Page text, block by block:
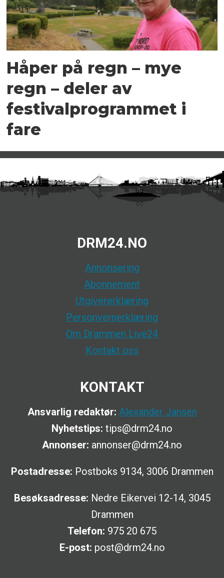
Håper på regn – mye
regn – deler av
festivalprogrammet i
fare
DRM24.NO
Annonsering
Abonnement
Utgivererklæring
Personvernerklæring
Om Drammen Live24
Kontakt oss
KONTAKT
Ansvarlig redaktør: Alexander Jansen
Nyhetstips: tips@drm24.no
Annonser: annonser@drm24.no
Postadresse: Postboks 9134, 3006 Drammen
Besøksadresse: Nedre Eikervei 12-14, 3045
Drammen
Telefon: 975 20 675
E-post: post@drm24.no